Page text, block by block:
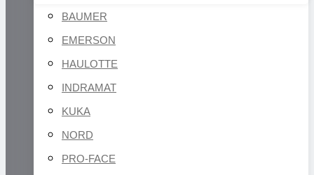
BAUMER
EMERSON
HAULOTTE
INDRAMAT
KUKA
NORD
PRO-FACE